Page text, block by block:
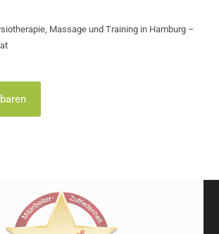
Massage und Training in Hamburg –